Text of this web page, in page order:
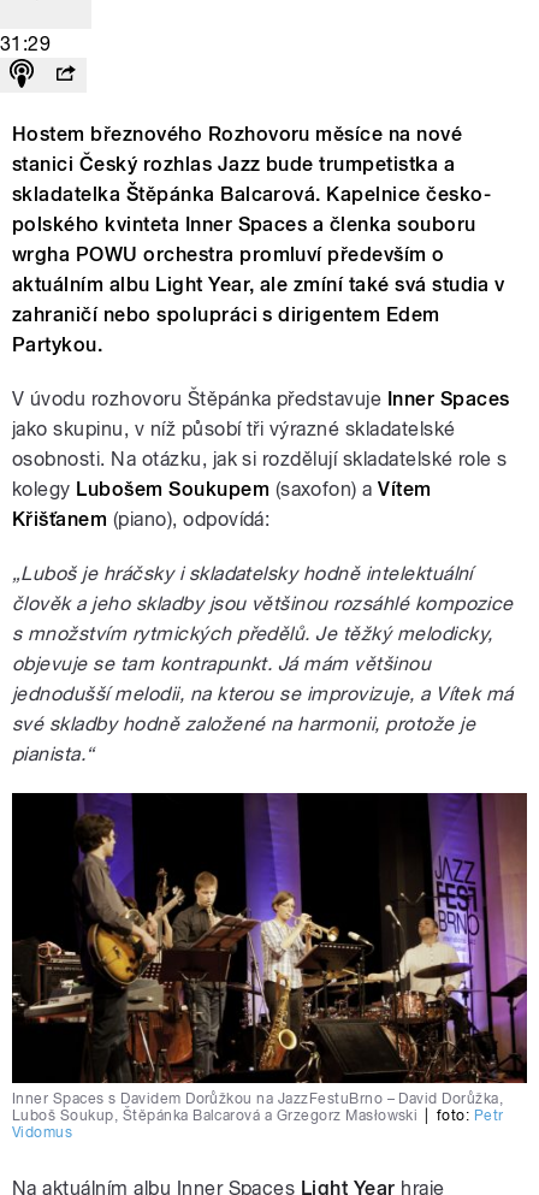
31:29
Hostem březnového Rozhovoru měsíce na nové
stanici Český rozhlas Jazz bude trumpetistka a
skladatelka Štěpánka Balcarová. Kapelnice česko-
polského kvinteta Inner Spaces a členka souboru
wrgha POWU orchestra promluví především o
aktuálním albu Light Year, ale zmíní také svá studia v
zahraničí nebo spolupráci s dirigentem Edem
Partykou.
V úvodu rozhovoru Štěpánka představuje Inner Spaces
jako skupinu, v níž působí tři výrazné skladatelské
osobnosti. Na otázku, jak si rozdělují skladatelské role s
kolegy Lubošem Soukupem (saxofon) aVítem
Křišťanem (piano), odpovídá:
„Luboš je hráčsky i skladatelsky hodně intelektuální
člověk a jeho skladby jsou většinou rozsáhlé kompozice
s množstvím rytmických předělů. Je těžký melodicky,
objevuje se tam kontrapunkt. Já mám většinou
jednodušší melodii, na kterou se improvizuje, a Vítek má
své skladby hodně založené na harmonii, protože je
pianista.“
Inner Spaces s Davidem Dorůžkou na JazzFestuBrno – David Dorůžka,
Luboš Soukup, Štěpánka Balcarová a Grzegorz Masłowski
foto: Petr
Vidomus
Na aktuálním albu Inner Spaces Light Year hraje